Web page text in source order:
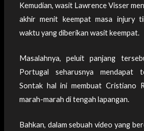
Kemudian, wasit Lawrence Visser
akhir menit keempat masa injury
waktu yang diberikan wasit keempat.
Masalahnya, peluit panjang
Portugal seharusnya mendapat
Sontak hal ini membuat Cristiano
marah-marah di tengah lapangan.
Bahkan, dalam sebuah video yang